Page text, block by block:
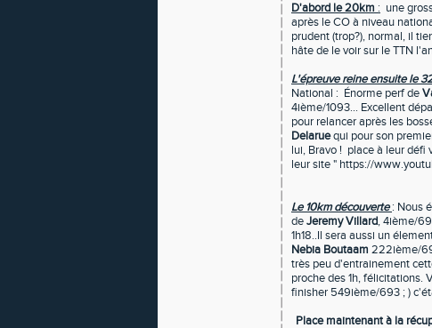
D'abord le 20km : une
après le CO à niveau
prudent (trop?), normal, il
hâte de le voir sur le TTN
L'épreuve reine ensuite le
National : Énorme perf de
4ième/1093... Excellent
pour relancer après les
Delaruequi pour son
lui, Bravo ! place à leur défi
leur site " https://
Le 10km découverte: Nous
deJeremy Villard, 4ième/
1h18..Il sera aussi un
Nebia Boutaam 222ième/
très peu d'entrainement
proche des 1h, félicitations.
finisher 549ième/693 ; )
Place maintenant à la